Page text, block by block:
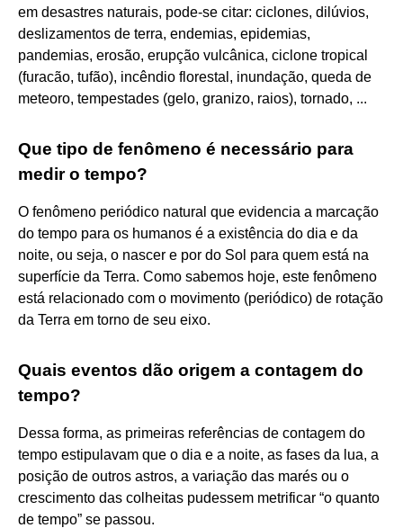
em desastres naturais, pode-se citar: ciclones, dilúvios,
deslizamentos de terra, endemias, epidemias,
pandemias, erosão, erupção vulcânica, ciclone tropical
(furacão, tufão), incêndio florestal, inundação, queda de
meteoro, tempestades (gelo, granizo, raios), tornado, ...
Que tipo de fenômeno é necessário para
medir o tempo?
O fenômeno periódico natural que evidencia a marcação
do tempo para os humanos é a existência do dia e da
noite, ou seja, o nascer e por do Sol para quem está na
superfície da Terra. Como sabemos hoje, este fenômeno
está relacionado com o movimento (periódico) de rotação
da Terra em torno de seu eixo.
Quais eventos dão origem a contagem do
tempo?
Dessa forma, as primeiras referências de contagem do
tempo estipulavam que o dia e a noite, as fases da lua, a
posição de outros astros, a variação das marés ou o
crescimento das colheitas pudessem metrificar “o quanto
de tempo” se passou.